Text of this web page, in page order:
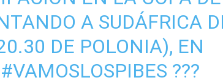
A SUDÁFRICA
DE POLONIA), EN
#VAMOSLOSPIBES ???